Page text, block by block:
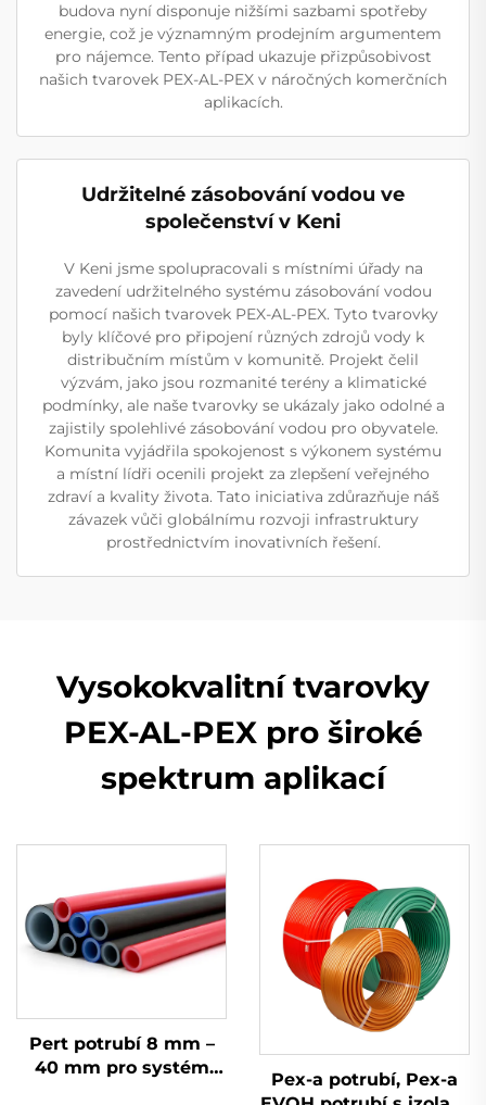
budova nyní disponuje nižšími sazbami spotřeby
energie, což je významným prodejním argumentem
pro nájemce. Tento případ ukazuje přizpůsobivost
našich tvarovek PEX-AL-PEX v náročných komerčních
aplikacích.
Udržitelné zásobování vodou ve
společenství v Keni
V Keni jsme spolupracovali s místními úřady na
zavedení udržitelného systému zásobování vodou
pomocí našich tvarovek PEX-AL-PEX. Tyto tvarovky
byly klíčové pro připojení různých zdrojů vody k
distribučním místům v komunitě. Projekt čelil
výzvám, jako jsou rozmanité terény a klimatické
podmínky, ale naše tvarovky se ukázaly jako odolné a
zajistily spolehlivé zásobování vodou pro obyvatele.
Komunita vyjádřila spokojenost s výkonem systému
a místní lídři ocenili projekt za zlepšení veřejného
zdraví a kvality života. Tato iniciativa zdůrazňuje náš
závazek vůči globálnímu rozvoji infrastruktury
prostřednictvím inovativních řešení.
Vysokokvalitní tvarovky
PEX-AL-PEX pro široké
spektrum aplikací
Pert potrubí 8 mm –
40 mm pro systém
Pex-a potrubí, Pex-a